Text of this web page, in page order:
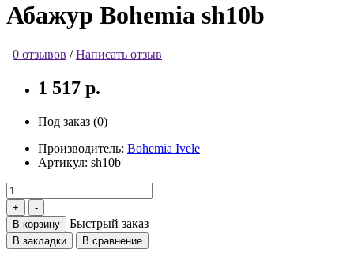
Абажур Bohemia sh10b
0 отзывов /Написать отзыв
1 517 р.
Под заказ (0)
Производитель: Bohemia Ivele
Артикул: sh10b
В корзину Быстрый заказ
В закладки В сравнение